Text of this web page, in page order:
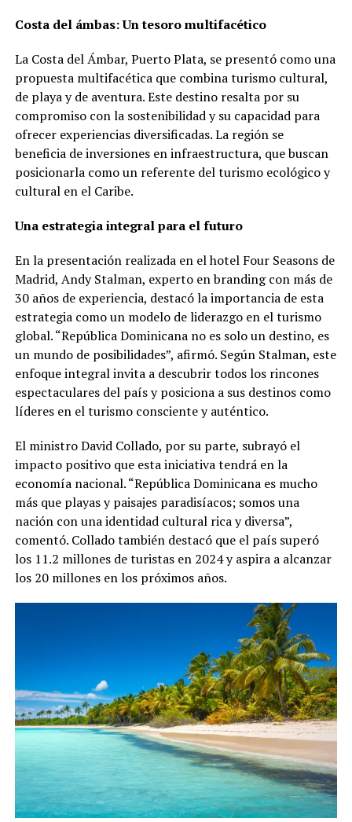
Costa del ámbas: Un tesoro multifacético
La Costa del Ámbar, Puerto Plata, se presentó como una
propuesta multifacética que combina turismo cultural,
de playa y de aventura. Este destino resalta por su
compromiso con la sostenibilidad y su capacidad para
ofrecer experiencias diversificadas. La región se
beneficia de inversiones en infraestructura, que buscan
posicionarla como un referente del turismo ecológico y
cultural en el Caribe.
Una estrategia integral para el futuro
En la presentación realizada en el hotel Four Seasons de
Madrid, Andy Stalman, experto en branding con más de
30 años de experiencia, destacó la importancia de esta
estrategia como un modelo de liderazgo en el turismo
global. “República Dominicana no es solo un destino, es
un mundo de posibilidades”, afirmó. Según Stalman, este
enfoque integral invita a descubrir todos los rincones
espectaculares del país y posiciona a sus destinos como
líderes en el turismo consciente y auténtico.
El ministro David Collado, por su parte, subrayó el
impacto positivo que esta iniciativa tendrá en la
economía nacional. “República Dominicana es mucho
más que playas y paisajes paradisíacos; somos una
nación con una identidad cultural rica y diversa”,
comentó. Collado también destacó que el país superó
los 11.2 millones de turistas en 2024 y aspira a alcanzar
los 20 millones en los próximos años.